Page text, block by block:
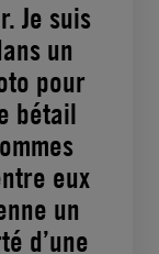
Je suis
un
pour
bétail
eux
un
d’une